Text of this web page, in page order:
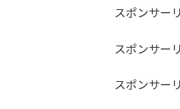
スポンサー
スポンサー
スポンサー